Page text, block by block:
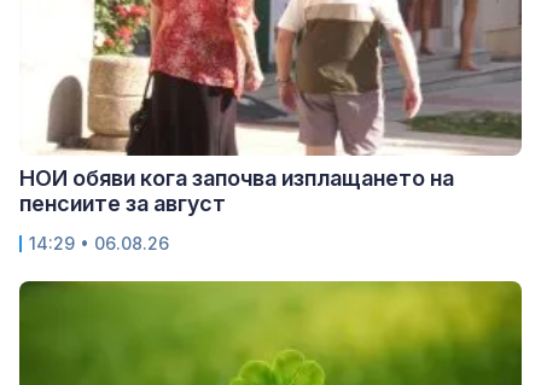
НОИ обяви кога започва изплащането на
пенсиите за август
14:29 • 06.08.26